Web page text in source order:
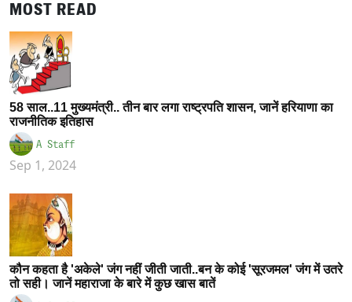
MOST READ
58 साल..11 मुख्यमंत्री.. तीन बार लगा राष्ट्रपति शासन, जानें हरियाणा का
राजनीतिक इतिहास
A Staff
Sep 1, 2024
कौन कहता है 'अकेले' जंग नहीं जीती जाती..बन के कोई 'सूरजमल' जंग में उतरे
तो सही। जानें महाराजा के बारे में कुछ खास बातें